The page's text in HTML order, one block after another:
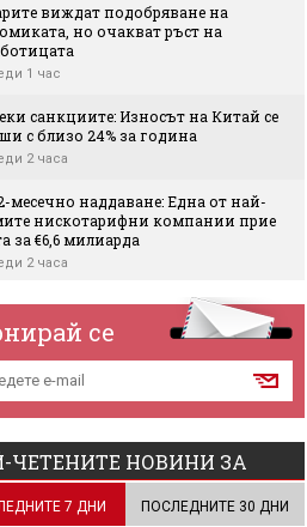
виждат подобряване на
но очакват ръст на
1 час
санкциите: Износът на Китай се
с близо 24% за година
2 часа
месечно наддаване: Една от най-
нискотарифни компании прие
за €6,6 милиарда
2 часа
работен ден със задължителни
евро и в лева - какво се променя
3 часа
изплаща обезщетения и по Revolut
пазара: Най-големият
на кобалтови и медни
4 часа
се
ЧЕТЕНИТЕ НОВИНИ ЗА
7 ДНИ ПОСЛЕДНИТЕ 30 ДНИ